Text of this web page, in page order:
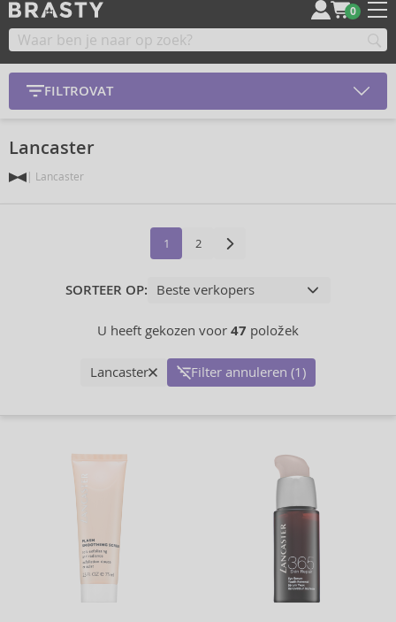
0
FILTROVAT
Lancaster
Lancaster
1 2
SORTEER OP:
U heeft gekozen voor 47 položek
Lancaster Filter annuleren (1)